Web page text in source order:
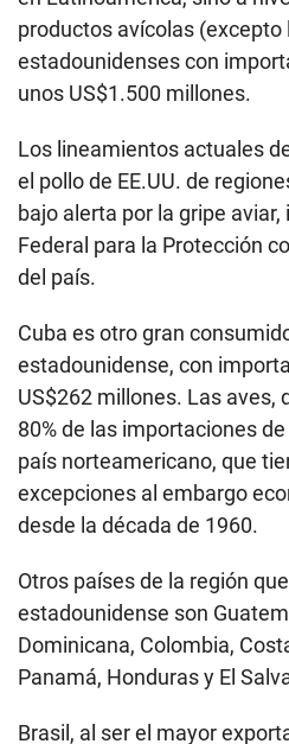
productos avícolas (excepto
estadounidenses con
unos US$1.500 millones.
Los lineamientos actuales
el pollo de EE.UU. de
bajo alerta por la gripe
Federal para la Protección
del país.
Cuba es otro gran
estadounidense, con
US$262 millones. Las aves,
80% de las importaciones
país norteamericano, que
excepciones al embargo
desde la década de 1960.
Otros países de la región
estadounidense son
Dominicana, Colombia,
Panamá, Honduras y El
Brasil, al ser el mayor